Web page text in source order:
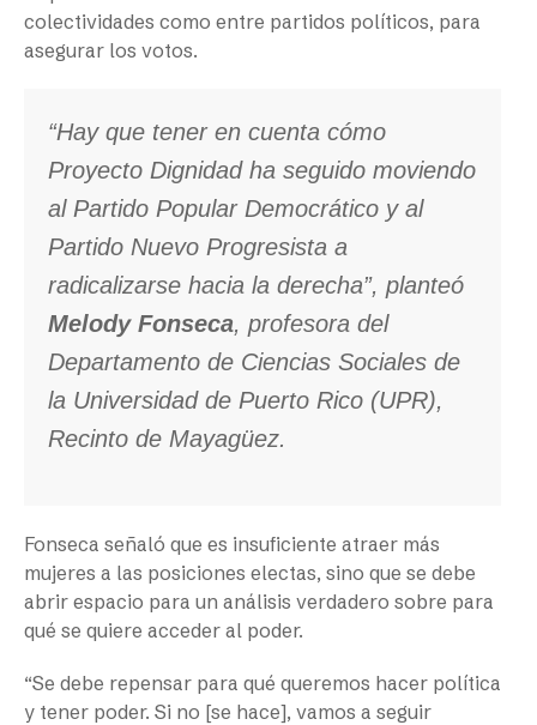
colectividades como entre partidos políticos, para
asegurar los votos.
“Hay que tener en cuenta cómo
Proyecto Dignidad ha seguido moviendo
al Partido Popular Democrático y al
Partido Nuevo Progresista a
radicalizarse hacia la derecha”, planteó
Melody Fonseca, profesora del
Departamento de Ciencias Sociales de
la Universidad de Puerto Rico (UPR),
Recinto de Mayagüez.
Fonseca señaló que es insuficiente atraer más
mujeres a las posiciones electas, sino que se debe
abrir espacio para un análisis verdadero sobre para
qué se quiere acceder al poder.
“Se debe repensar para qué queremos hacer política
y tener poder. Si no [se hace], vamos a seguir